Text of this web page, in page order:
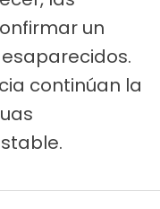
un
continúan la